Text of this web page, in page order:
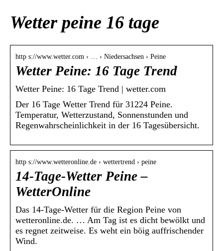
Wetter peine 16 tage
http s://www.wetter.com › … › Niedersachsen › Peine
Wetter Peine: 16 Tage Trend
Wetter Peine: 16 Tage Trend | wetter.com
Der 16 Tage Wetter Trend für 31224 Peine.
Temperatur, Wetterzustand, Sonnenstunden und
Regenwahrscheinlichkeit in der 16 Tagesübersicht.
http s://www.wetteronline.de › wettertrend › peine
14-Tage-Wetter Peine –
WetterOnline
Das 14-Tage-Wetter für die Region Peine von
wetteronline.de. … Am Tag ist es dicht bewölkt und
es regnet zeitweise. Es weht ein böig auffrischender
Wind.